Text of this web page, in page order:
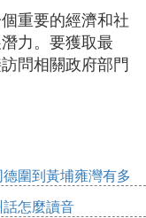
重要的經濟和社
力。要獲取最
問相關政府部門
德圍到黃埔雍灣有多
怎麼讀音